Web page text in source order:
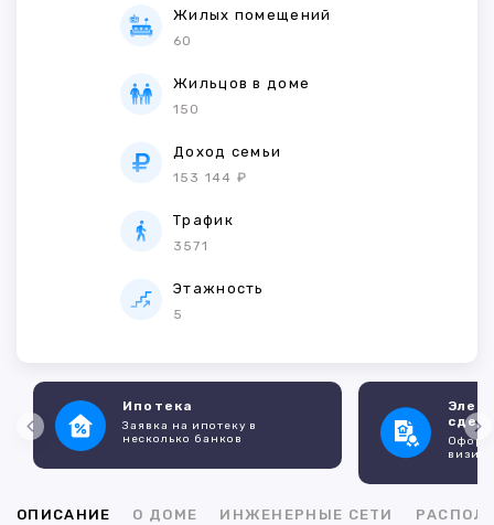
Жилых помещений
60
Жильцов в доме
150
Доход семьи
153 144 ₽
Трафик
3571
Этажность
5
Ипотека
Заявка на ипотеку в
несколько банков
ОПИСАНИЕ О ДОМЕ ИНЖЕНЕРНЫЕ СЕТИ